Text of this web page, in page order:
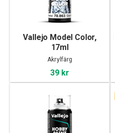
Vallejo Model Color,
17ml
Akrylfärg
39 kr